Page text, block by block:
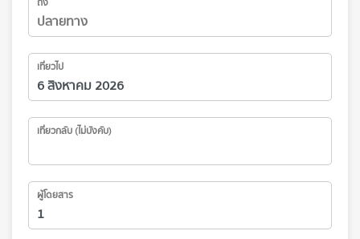
เที่ยวไป
เที่ยวกลับ (ไม่บังคับ)
ผู้โดยสาร